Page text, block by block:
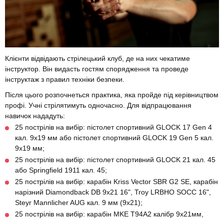
Клієнти відвідають стрілецький клуб, де на них чекатиме
інструктор. Він видасть гостям спорядження та проведе
інструктаж з правил техніки безпеки.
Після цього розпочнеться практика, яка пройде під керівництвом
профі. Учні стрілятимуть одночасно. Для відпрацювання
навичок нададуть:
25 пострілів на вибір: пістолет спортивний GLOCK 17 Gen 4
кал. 9x19 мм або пістолет спортивний GLOCK 19 Gen 5 кал.
9x19 мм;
25 пострілів на вибір: пістолет спортивний GLOCK 21 кал. 45
або Springfield 1911 кал. 45;
25 пострілів на вибір: карабін Kriss Vector SBR G2 SE, карабін
нарізний Diamondback DB 9x21 16", Troy LRBHO SOCC 16",
Steyr Mannlicher AUG кал. 9 мм (9x21);
25 пострілів на вибір: карабін MKE T94A2 калібр 9х21мм,